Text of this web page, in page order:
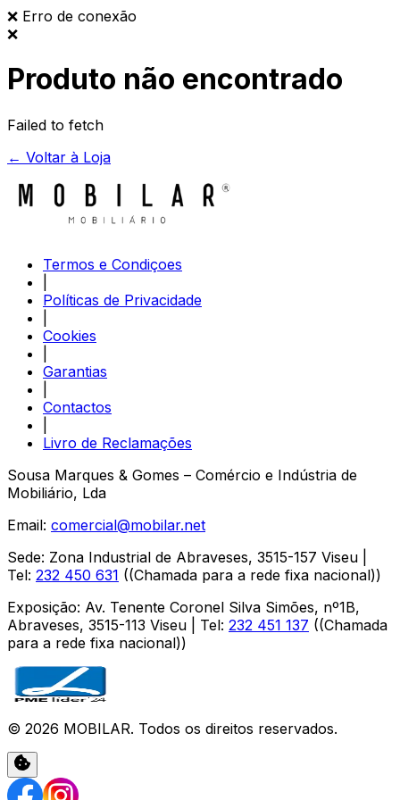
❌ Erro de conexão
❌
Produto não encontrado
Failed to fetch
← Voltar à Loja
Termos e Condiçoes
Políticas de Privacidade
Cookies
Garantias
Contactos
Livro de Reclamações
Sousa Marques & Gomes – Comércio e Indústria de
Mobiliário, Lda
Email: comercial@mobilar.net
Sede: Zona Industrial de Abraveses, 3515-157 Viseu
Tel: 232 450 631 ((Chamada para a rede fixa nacional))
Exposição: Av. Tenente Coronel Silva Simões, nº1B,
Abraveses, 3515-113 Viseu | Tel: 232 451 137 ((Chamada
para a rede fixa nacional))
© 2026 MOBILAR. Todos os direitos reservados.